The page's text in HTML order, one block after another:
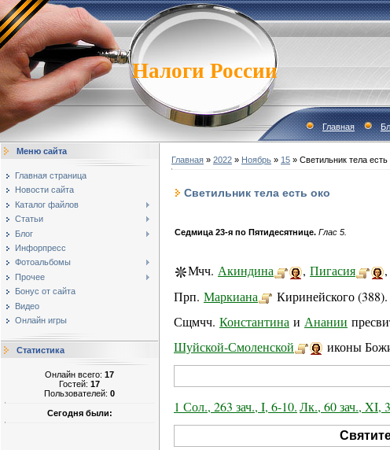
Налоги России
Главная
Меню сайта
Главная страница
Новости сайта
Каталог файлов
Статьи
Блог
Инфорпресс
Фотоальбомы
Прочее
Бонус от сайта
Видео
Онлайн игры
Статистика
Онлайн всего: 17
Гостей: 17
Пользователей: 0
Сегодня были:
Главная » 2022 » Ноябрь » 15 » Светильник тела есть
Светильник тела есть око
Седмица 23-я по Пятидесятнице. Глас 5.
Мчч. Акиндина , Пигасия ,
Прп. Маркиана
Киринейского (388).
Сщмчч. Константина и Анании
Шуйской-Смоленской
иконы
1 Сол., 263 зач., I, 6-10.Лк., 60 зач., XI,